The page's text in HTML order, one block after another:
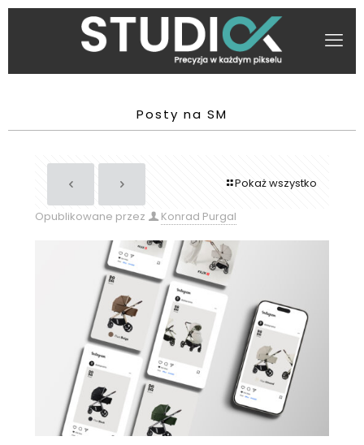
Posty na SM
Pokaż wszystko
Opublikowane przez Konrad Purgal